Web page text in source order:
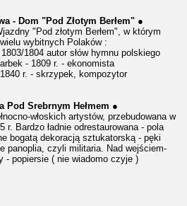
- Dom "Pod Złotym Berłem" ●
"Pod złotym Berłem", w którym
wybitnych Polaków :
1804 autor słów hymnu polskiego
- 1809 r. - ekonomista
r. - skrzypek, kompozytor
Pod Srebrnym Hełmem ●
włoskich artystów, przebudowana w
r. Bardzo ładnie odrestaurowana - pola
bogatą dekoracją sztukatorską - pęki
panoplia, czyli militaria. Nad wejściem-
- popiersie ( nie wiadomo czyje )